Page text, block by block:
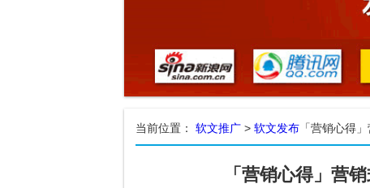
当前位置： 软文推广 > 软文发布 「营销心得
「营销心得」营